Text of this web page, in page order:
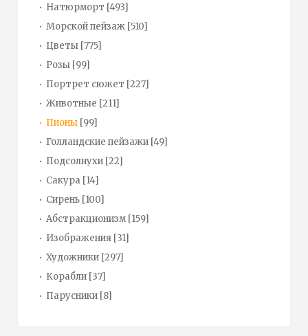
Натюрморт [493]
Морской пейзаж [510]
Цветы [775]
Розы [99]
Портрет сюжет [227]
Животные [211]
Пионы [99]
Голландские пейзажи [49]
Подсолнухи [22]
Сакура [14]
Сирень [100]
Абстракционизм [159]
Изображения [31]
Художники [297]
Корабли [37]
Парусники [8]